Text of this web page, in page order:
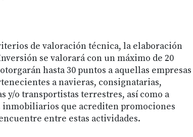
de valoración técnica, la elaboración
se valorará con un máximo de 20
hasta 30 puntos a aquellas empresas
a navieras, consignatarias,
y/o transportistas terrestres, así como a
que acrediten promociones
entre estas actividades.